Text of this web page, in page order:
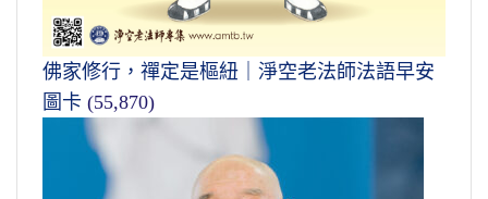
佛家修行，禪定是樞紐｜淨空老法師法語早安
圖卡 (55,870)